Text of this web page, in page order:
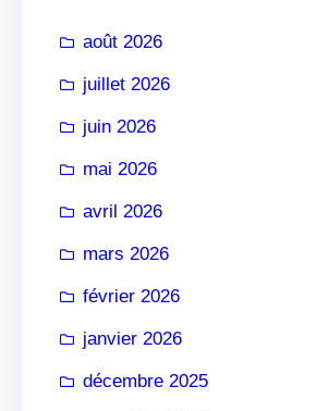
h
e
août 2026
juillet 2026
juin 2026
mai 2026
avril 2026
mars 2026
février 2026
janvier 2026
décembre 2025